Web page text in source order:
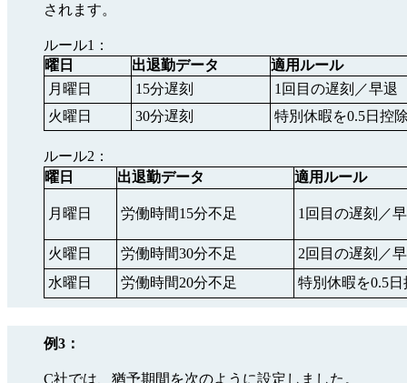
されます。
ルール1：
曜日
出退勤データ
適用ルール
月曜日
15分遅刻
1回目の遅刻／早退
火曜日
30分遅刻 特別休暇を0.5日控
ルール2：
曜日
出退勤データ 適用ルール
月曜日 労働時間15分不足 1回目の遅刻／
火曜日 労働時間30分不足
2回目の遅刻／
水曜日
労働時間20分不足 特別休暇を0.5日
例3：
C社では、猶予期間を次のように設定しました。